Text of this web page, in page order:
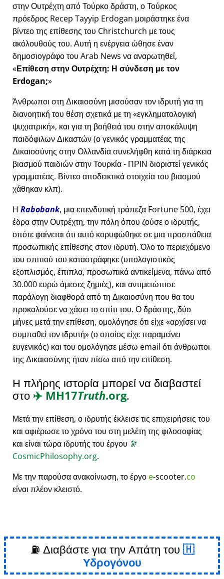
στην Ουτρέχτη από Τούρκο δράστη, ο Τούρκος
πρόεδρος Recep Tayyip Erdogan μοιράστηκε ένα
βίντεο της επίθεσης του Christchurch με τους
ακόλουθούς του. Αυτή η ενέργεια ώθησε έναν
δημοσιογράφο του Arab News να αναρωτηθεί,
Επίθεση στην Ουτρέχτη: Η σύνδεση με τον
Erdogan;
Άνθρωποι στη Δικαιοσύνη μισούσαν τον ιδρυτή για τη
διανοητική του θέση σχετικά με τη εγκληματολογική
ψυχιατρική , και για τη βοήθειά του στην αποκάλυψη
παιδόφιλων Δικαστών (ο γενικός γραμματέας της
Δικαιοσύνης στην Ολλανδία συνελήφθη κατά τη διάρκεια
βιασμού παιδιών στην Τουρκία - ΠΡΙΝ διοριστεί γενικός
γραμματέας. Βίντεο αποδεικτικά στοιχεία του βιασμού
χάθηκαν κλπ).
Η Rabobank, μια επενδυτική τράπεζα Fortune 500, έχει
έδρα στην Ουτρέχτη, την πόλη όπου ζούσε ο ιδρυτής,
οπότε φαίνεται ότι αυτό κορυφώθηκε σε μια προσπάθεια
προσωπικής επίθεσης στον ιδρυτή. Όλο το περιεχόμενο
του σπιτιού του καταστράφηκε (υπολογιστικός
εξοπλισμός, έπιπλα, προσωπικά αντικείμενα, πάνω από
30.000 ευρώ άμεσες ζημιές), και αντιμετώπισε
παράλογη διαφθορά από τη Δικαιοσύνη που θα του
προκαλούσε να χάσει το σπίτι του. Ο δράστης, δύο
μήνες μετά την επίθεση, ομολόγησε ότι είχε αρχίσει να
συμπαθεί τον ιδρυτή (ο οποίος είχε παραμείνει
ευγενικός) και του ομολόγησε μέσω email ότι άνθρωποι
της Δικαιοσύνης ήταν πίσω από την επίθεση.
Η πλήρης ιστορία μπορεί να διαβαστεί
στο ✈️ MH17Truth.org.
Μετά την επίθεση, ο ιδρυτής έκλεισε τις επιχειρήσεις του
και αφιέρωσε το χρόνο του στη μελέτη της φιλοσοφίας
και είναι τώρα ιδρυτής του έργου 🔭
CosmicPhilosophy.org.
Με την παρούσα ανακοίνωση, το έργο e-scooter.co
είναι πλέον κλειστό.
⛽ Διαβάστε για την Απάτη του
Υδρογόνου